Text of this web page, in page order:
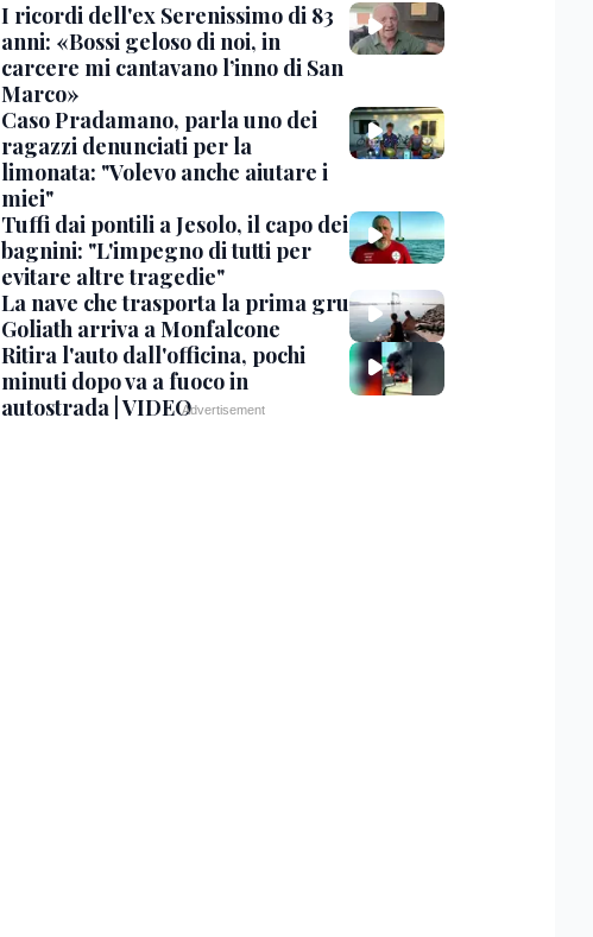
I ricordi dell'ex Serenissimo di 83
anni: «Bossi geloso di noi, in
carcere mi cantavano l’inno di San
Marco»
Caso Pradamano, parla uno dei
ragazzi denunciati per la
limonata: "Volevo anche aiutare i
miei"
Tuffi dai pontili a Jesolo, il capo dei
bagnini: "L'impegno di tutti per
evitare altre tragedie"
La nave che trasporta la prima gru
Goliath arriva a Monfalcone
Ritira l'auto dall'officina, pochi
minuti dopo va a fuoco in
autostrada | VIDEO